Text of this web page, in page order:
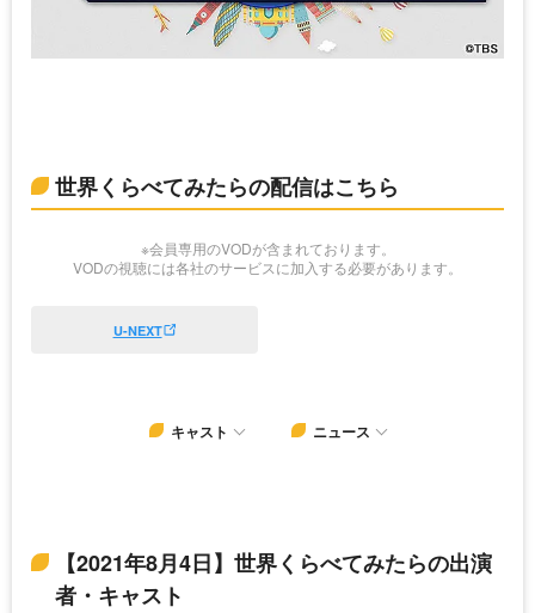
世界くらべてみたらの配信はこちら
※会員専用のVODが含まれております。
VODの視聴には各社のサービスに加入する必要があります。
U-NEXT
キャスト ニュース
【2021年8月4日】世界くらべてみたらの出演
者・キャスト